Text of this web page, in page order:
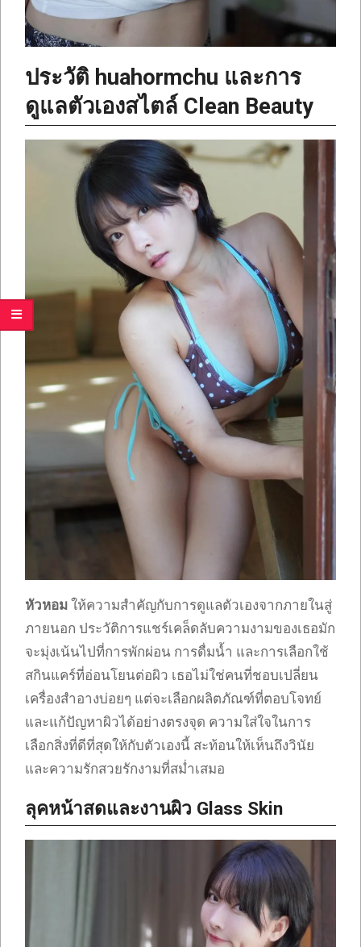
ประวัติ huahormchu และการ
ดูแลตัวเองสไตล์ Clean Beauty
หัวหอม ให้ความสำคัญกับการดูแลตัวเองจากภายในสู่
ภายนอก ประวัติการแชร์เคล็ดลับความงามของเธอมัก
จะมุ่งเน้นไปที่การพักผ่อน การดื่มน้ำ และการเลือกใช้
สกินแคร์ที่อ่อนโยนต่อผิว เธอไม่ใช่คนที่ชอบเปลี่ยน
เครื่องสำอางบ่อยๆ แต่จะเลือกผลิตภัณฑ์ที่ตอบโจทย์
และแก้ปัญหาผิวได้อย่างตรงจุด ความใส่ใจในการ
เลือกสิ่งที่ดีที่สุดให้กับตัวเองนี้ สะท้อนให้เห็นถึงวินัย
และความรักสวยรักงามที่สม่ำเสมอ
ลุคหน้าสดและงานผิว Glass Skin